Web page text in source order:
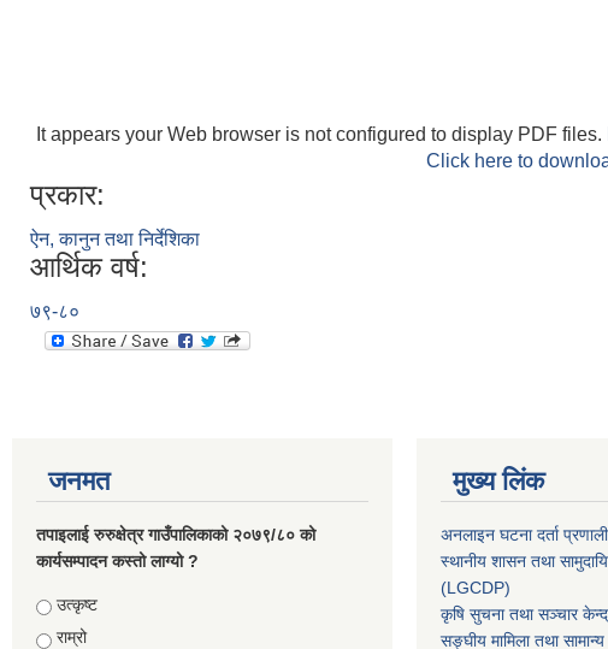
It appears your Web browser is not configured to display PDF files.
Click here to
प्रकार:
ऐन, कानुन तथा निर्देशिका
आर्थिक वर्ष:
७९-८०
जनमत
तपाइलाई रुरुक्षेत्र गाउँपालिकाको २०७९/८० को
कार्यसम्पादन कस्तो लाग्यो ?
Choices
उत्कृष्ट
राम्रो
मुख्य लिंक
अनलाइन घटना दर्ता
स्थानीय शासन तथा
(LGCDP)
कृषि सुचना तथा सञ्चार
सङ्घीय मामिला तथा